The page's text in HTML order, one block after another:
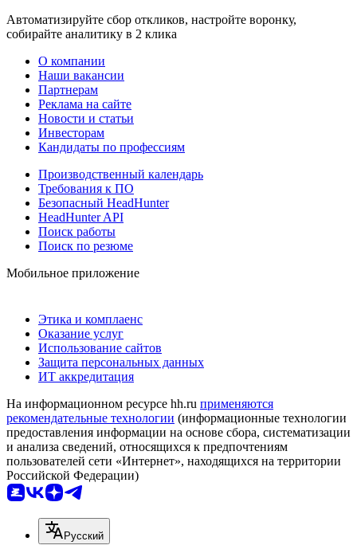
Автоматизируйте сбор откликов, настройте воронку,
собирайте аналитику в 2 клика
О компании
Наши вакансии
Партнерам
Реклама на сайте
Новости и статьи
Инвесторам
Кандидаты по профессиям
Производственный календарь
Требования к ПО
Безопасный HeadHunter
HeadHunter API
Поиск работы
Поиск по резюме
Мобильное приложение
Этика и комплаенс
Оказание услуг
Использование сайтов
Защита персональных данных
ИТ аккредитация
На информационном ресурсе hh.ru применяются
рекомендательные технологии (информационные технологии
предоставления информации на основе сбора, систематизации
и анализа сведений, относящихся к предпочтениям
пользователей сети «Интернет», находящихся на территории
Российской Федерации)
Русский